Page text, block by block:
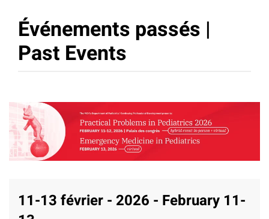
Événements passés |
Past Events
11-13 février - 2026 - February 11-